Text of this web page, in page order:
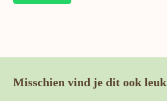
Misschien vind je dit ook leuk